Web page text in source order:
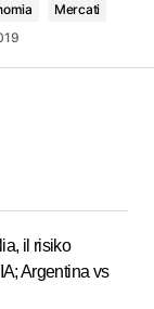
Mercati
il risiko
Argentina vs